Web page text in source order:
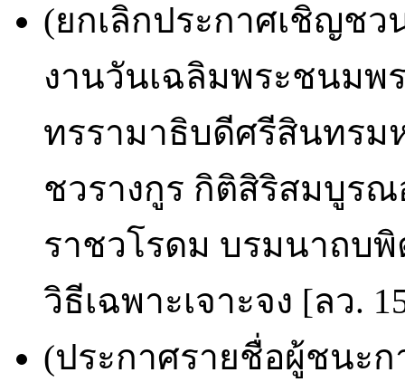
(ยกเลิกประกาศเชิญช
งานวันเฉลิมพระชนมพ
ทรรามาธิบดีศรีสินทร
ชวรางกูร กิติสิริสมบูร
ราชวโรดม บรมนาถบพิ
วิธีเฉพาะเจาะจง [ลว.
(ประกาศรายชื่อผู้ชนะก